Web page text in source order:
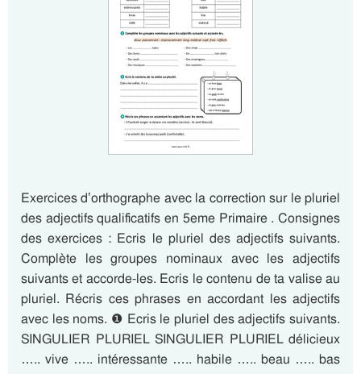
Exercices d’orthographe avec la correction sur le pluriel
des adjectifs qualificatifs en 5eme Primaire . Consignes
des exercices : Ecris le pluriel des adjectifs suivants.
Complète les groupes nominaux avec les adjectifs
suivants et accorde-les. Ecris le contenu de ta valise au
pluriel. Récris ces phrases en accordant les adjectifs
avec les noms. ❶ Ecris le pluriel des adjectifs suivants.
SINGULIER PLURIEL SINGULIER PLURIEL délicieux
….. vive ….. intéressante ….. habile ….. beau ….. bas